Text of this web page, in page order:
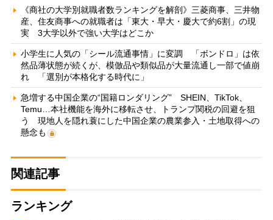
《商社の大学別就職者数ランキングを解剖》三菱商事、三井物
産、住友商事への就職者は「東大・早大・慶大で約6割」の現
実 3大学以外で強い大学はどこか
小学生に人気の「シール流通事情」に変調 「ボンドロ」は依
然品薄状態が続くが、模倣品や類似品が大量流通し一部で値崩
れ 「選別が本格化する時代に」
急増する中国企業の“国籍ロンダリング” SHEIN、TikTok、
Temu…本社機能を海外に移転させ、トランプ関税の回避を狙
う 現地人を隠れ蓑にした中国企業の農業参入・土地取得への
懸念も
関連記事
ランキング